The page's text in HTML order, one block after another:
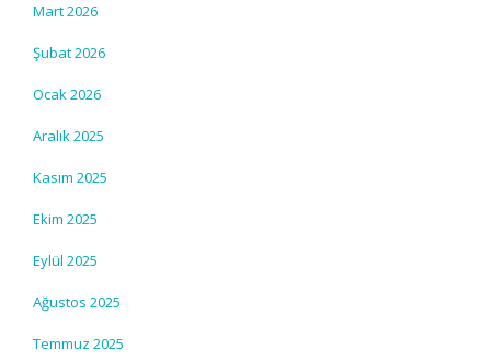
Mart 2026
Şubat 2026
Ocak 2026
Aralık 2025
Kasım 2025
Ekim 2025
Eylül 2025
Ağustos 2025
Temmuz 2025